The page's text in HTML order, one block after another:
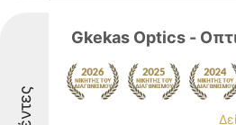
Gkekas Optics -